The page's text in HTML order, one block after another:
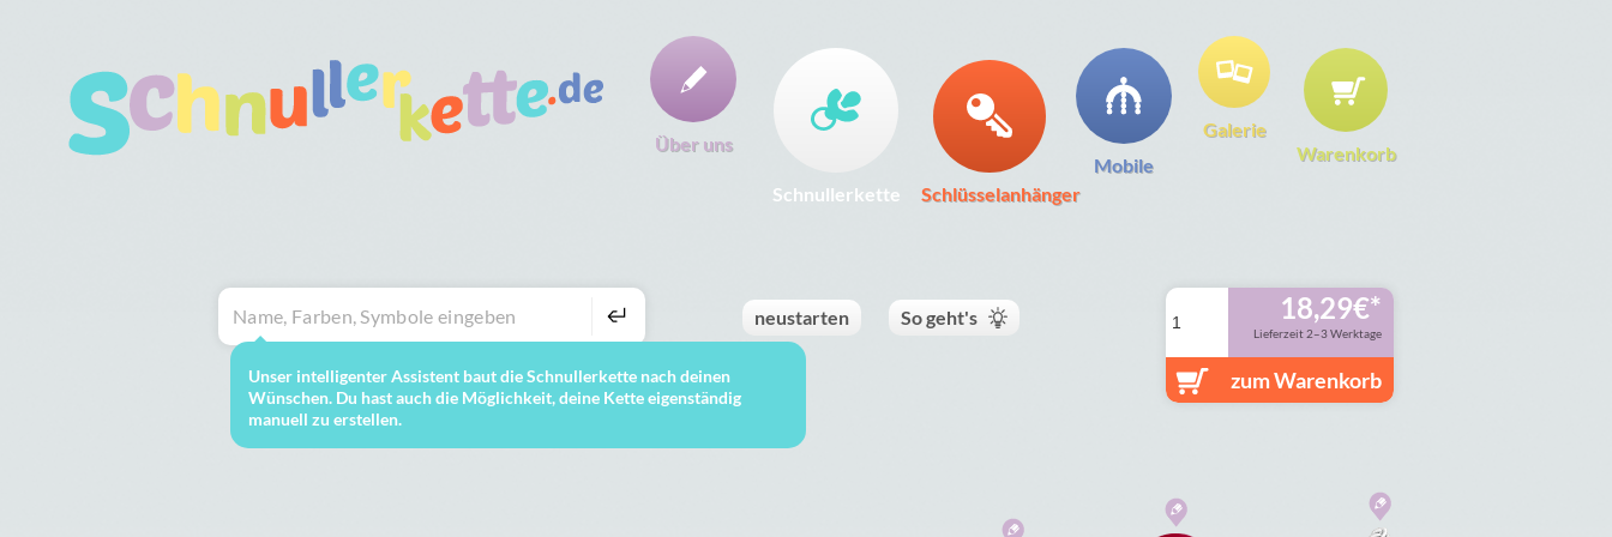
Über uns
Schnullerkette Schlüsselanhänger
Mobile
Galerie
Warenkorb
Unser intelligenter Assistent baut die Schnullerkette nach deinen
Wünschen. Du hast auch die Möglichkeit, deine Kette eigenständig
manuell zu erstellen.
neustarten So geht's 18,29€
Lieferzeit 2–3 Werktage
zum Warenkorb